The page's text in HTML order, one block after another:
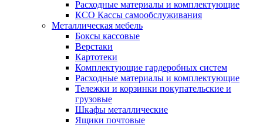
Расходные материалы и комплектующие
КСО Кассы самообслуживания
Металлическая мебель
Боксы кассовые
Верстаки
Картотеки
Комплектующие гардеробных систем
Расходные материалы и комплектующие
Тележки и корзинки покупательские и
грузовые
Шкафы металлические
Ящики почтовые